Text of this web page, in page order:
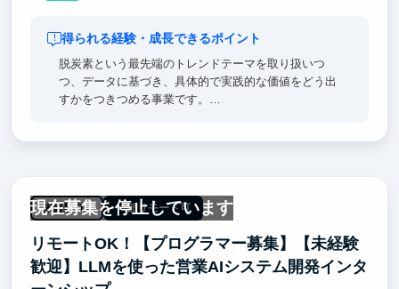
得られる経験・成長できるポイント
脱炭素という最先端のトレンドテーマを取り扱いつ
つ、データに基づき、具体的で実践的な価値をどう出
すかをつきつめる事業です。
【開発】
・初心者からスタートしても開発の最前線に立つこと
ができ、確実にスキルアップできます。実際に現在の
開発チームの半分は、未経験から学んだメンバーで
す。
現在募集を停止しています
未経験OK 一部リモート可
リモートOK！【プログラマー募集】【未経験
歓迎】LLMを使った営業AIシステム開発インタ